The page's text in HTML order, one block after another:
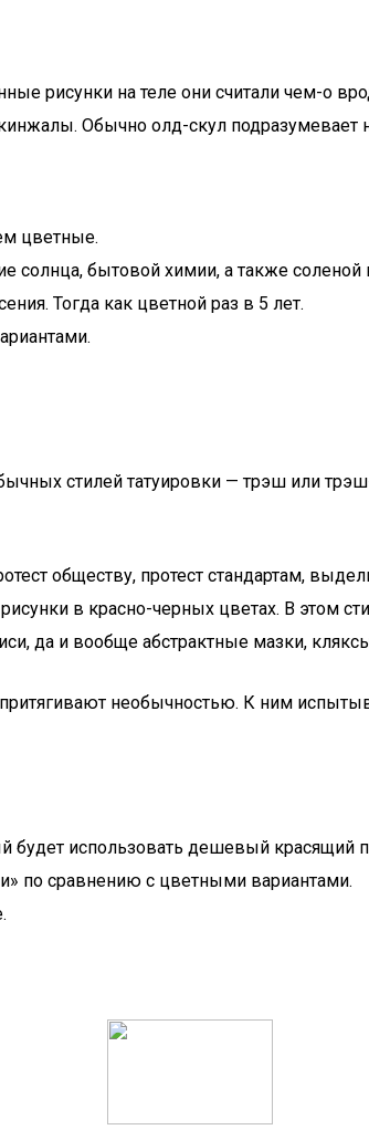
рисунки на теле они считали чем-о
Обычно олд-скул подразумевает
цветные.
солнца, бытовой химии, а также соленой
Тогда как цветной раз в 5 лет.
стилей татуировки — трэш или
обществу, протест стандартам,
в красно-черных цветах. В этом
да и вообще абстрактные мазки,
необычностью. К ним
будет использовать дешевый красящий
по сравнению с цветными вариантами.